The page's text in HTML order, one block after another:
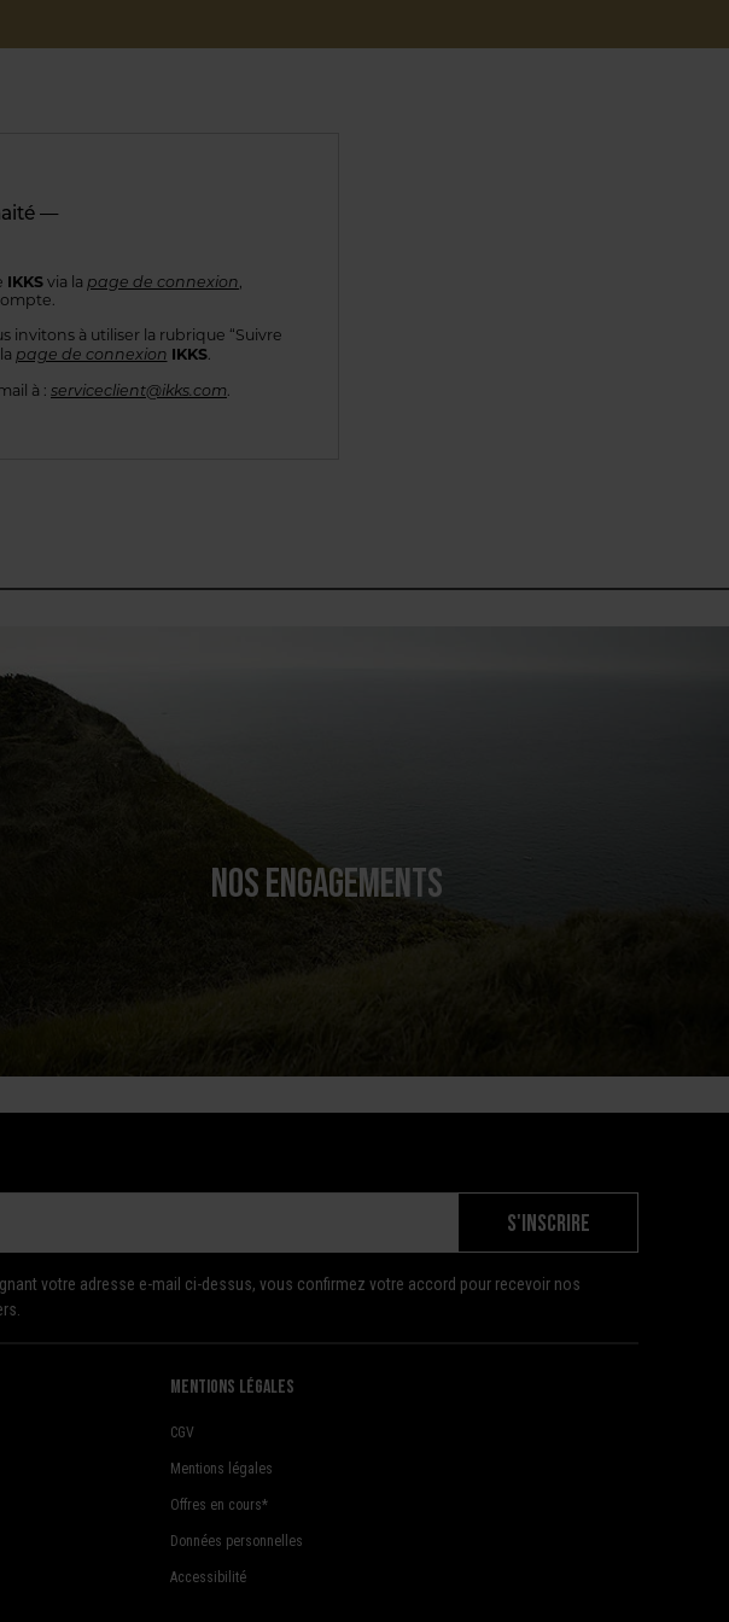
—
IKKSvia la page de connexion
invitons à utiliserla rubrique “Suivre
page de connexion IKKS.
à : serviceclient@ikks.com
NOS ENGAGEMENTS
S'INSCRIRE
votre adresse e-mail ci-dessus, vous confirmez votre accord pour recevoir nos
mentions légales
CGV
Mentions légales
Offres en cours*
Données personnelles
Accessibilité